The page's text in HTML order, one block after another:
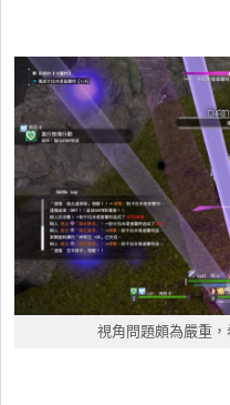
視角問題頗為嚴重